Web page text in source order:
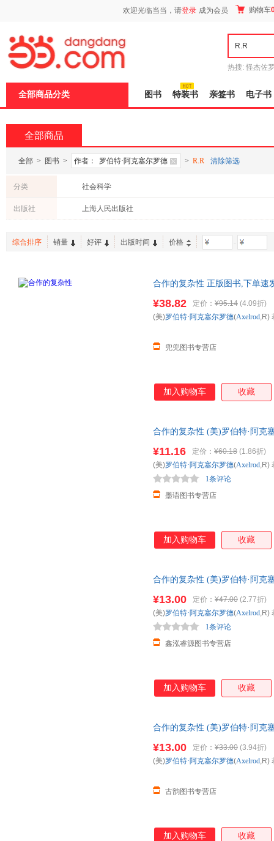
欢迎光临当当，请登录 成为会员 购物车
热搜: 怪杰佐
全部商品分类 图书 特装书 亲签书 电子书
全部商品
全部 > 图书 > 作者： 罗伯特·阿克塞尔罗德 > R.R 清除筛选
分类 社会科学
出版社 上海人民出版社
综合排序 销量 好评 出版时间 价格 -
合作的复杂性 正版图书,下单速
¥38.82 定价： ¥95.14 (4.09折)
兜兜图书专营店
(美)罗伯特·阿克塞尔罗德(Axelrod,R)
加入购物车 收藏
合作的复杂性 (美)罗伯特·阿克
¥11.16 定价： ¥60.18 (1.86折)
墨语图书专营店
1条评论
(美)罗伯特·阿克塞尔罗德(Axelrod,R)
加入购物车 收藏
合作的复杂性 (美)罗伯特·阿克
¥13.00 定价： ¥47.00 (2.77折)
鑫泓睿源图书专营店
1条评论
(美)罗伯特·阿克塞尔罗德(Axelrod,R)
加入购物车 收藏
合作的复杂性 (美)罗伯特·阿克
¥13.00 定价： ¥33.00 (3.94折)
古韵图书专营店
(美)罗伯特·阿克塞尔罗德(Axelrod,R)
加入购物车 收藏
页
加